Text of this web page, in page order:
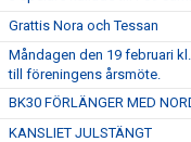
Grattis Nora och Tessan
Måndagen den 19 februari
till föreningens årsmöte.
BK30 FÖRLÄNGER MED
KANSLIET JULSTÄNGT